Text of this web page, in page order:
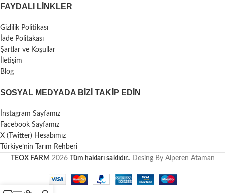
FAYDALI LİNKLER
Gizlilik Politikası
İade Politakası
Şartlar ve Koşullar
İletişim
Blog
SOSYAL MEDYADA BIZI TAKIP EDIN
İnstagram Sayfamız
Facebook Sayfamız
X (Twitter) Hesabımız
Türkiye’nin Tarım Rehberi
TEOX FARM 2026 Tüm hakları saklıdır.. Desing By Alperen Ataman